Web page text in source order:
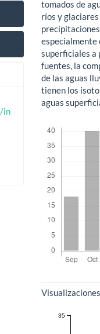
in
tomados de
ríos y
especialmente
superficiales a
fuentes, la
de las aguas
tienen los
aguas
35